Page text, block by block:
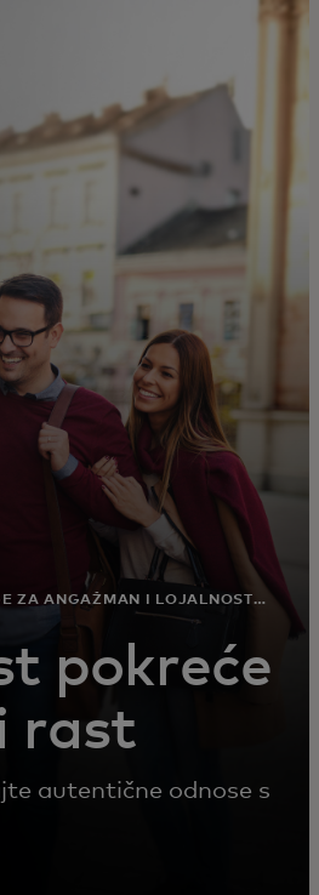
ZA ANGAŽMAN I LOJALNOST
pokreće
rast
autentične odnose s